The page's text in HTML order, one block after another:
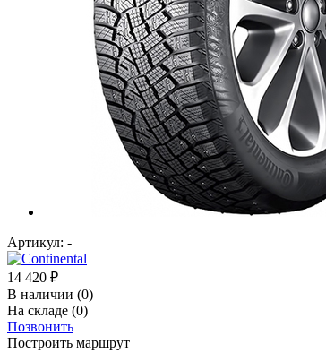
Артикул: -
14 420 ₽
В наличии (0)
На складе (0)
Позвонить
Построить маршрут